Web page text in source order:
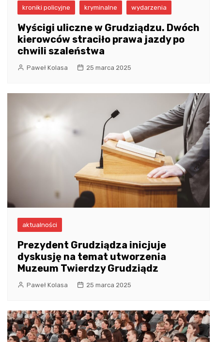
kroniki policyjne kryminalne wydarzenia
Wyścigi uliczne w Grudziądzu. Dwóch
kierowców straciło prawa jazdy po
chwili szaleństwa
Paweł Kolasa 25 marca 2025
aktualności
Prezydent Grudziądza inicjuje
dyskusję na temat utworzenia
Muzeum Twierdzy Grudziądz
Paweł Kolasa 25 marca 2025